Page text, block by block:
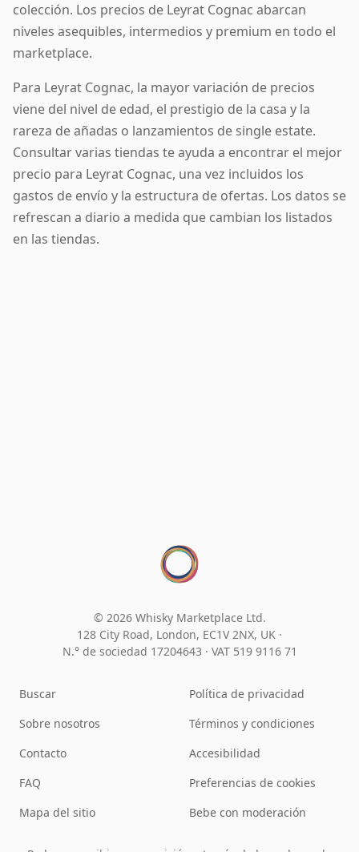
colección. Los precios de Leyrat Cognac abarcan
niveles asequibles, intermedios y premium en todo el
marketplace.
Para Leyrat Cognac, la mayor variación de precios
viene del nivel de edad, el prestigio de la casa y la
rareza de añadas o lanzamientos de single estate.
Consultar varias tiendas te ayuda a encontrar el mejor
precio para Leyrat Cognac, una vez incluidos los
gastos de envío y la estructura de ofertas. Los datos se
refrescan a diario a medida que cambian los listados
en las tiendas.
© 2026 Whisky Marketplace Ltd.
128 City Road, London, EC1V 2NX, UK ·
N.° de sociedad 17204643 · VAT 519 9116 71
Buscar
Sobre nosotros
Contacto
FAQ
Mapa del sitio
Política de privacidad
Términos y condiciones
Accesibilidad
Preferencias de cookies
Bebe con moderación